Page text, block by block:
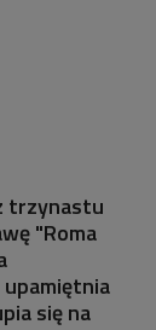
trzynastu
"Roma
się na